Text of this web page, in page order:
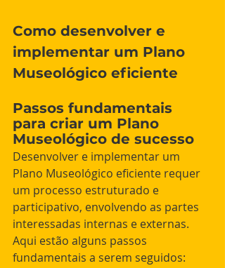
Como desenvolver e
implementar um Plano
Museológico eficiente
Passos fundamentais
para criar um Plano
Museológico de sucesso
Desenvolver e implementar um
Plano Museológico eficiente requer
um processo estruturado e
participativo, envolvendo as partes
interessadas internas e externas.
Aqui estão alguns passos
fundamentais a serem seguidos: